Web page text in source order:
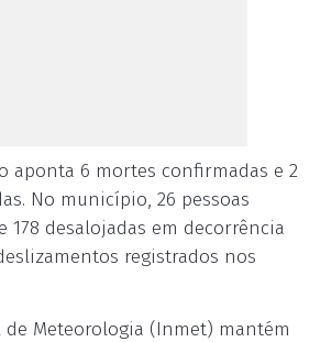
aponta 6 mortes confirmadas e 2
No município, 26 pessoas
178 desalojadas em decorrência
registrados nos
Meteorologia (Inmet) mantém